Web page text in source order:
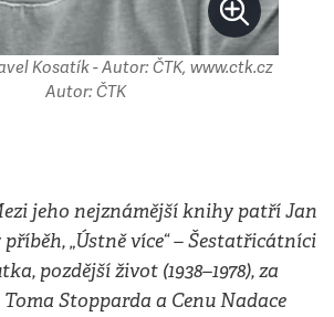
Kosatík - Autor: ČTK, www.ctk.cz
Autor: ČTK
jeho nejznámější knihy patří Jan
„Ústně více“ – Šestatřicátníci
pozdější život (1938–1978), za
Stopparda a Cenu Nadace